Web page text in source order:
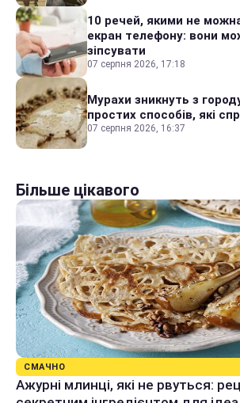
10 речей, якими не
екран телефону: вони
зіпсувати
07 серпня 2026, 17:18
Мурахи зникнуть з городу
простих способів, які
07 серпня 2026, 16:37
Більше цікавого
СМАЧНО
Ажурні млинці, які не рвуться: